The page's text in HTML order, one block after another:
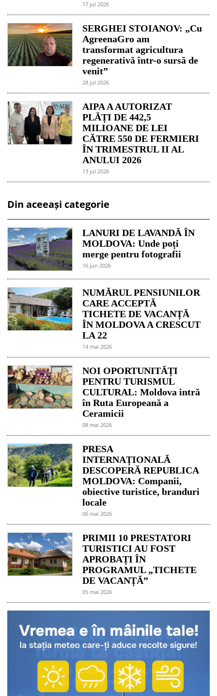
17 jul 2026
SERGHEI STOIANOV: „Cu
AgreenaGro am
transformat agricultura
regenerativă într-o sursă de
venit”
28 jul 2026
AIPA A AUTORIZAT
PLĂȚI DE 442,5
MILIOANE DE LEI
CĂTRE 550 DE FERMIERI
ÎN TRIMESTRUL II AL
ANULUI 2026
13 jul 2026
Din aceeași categorie
LANURI DE LAVANDĂ ÎN
MOLDOVA: Unde poți
merge pentru fotografii
16 jun 2026
NUMĂRUL PENSIUNILOR
CARE ACCEPTĂ
TICHETE DE VACANȚĂ
ÎN MOLDOVA A CRESCUT
LA 22
14 mai 2026
NOI OPORTUNITĂȚI
PENTRU TURISMUL
CULTURAL: Moldova intră
în Ruta Europeană a
Ceramicii
08 mai 2026
PRESA
INTERNAȚIONALĂ
DESCOPERĂ REPUBLICA
MOLDOVA: Companii,
obiective turistice, branduri
locale
06 mai 2026
PRIMII 10 PRESTATORI
TURISTICI AU FOST
APROBAȚI ÎN
PROGRAMUL „TICHETE
DE VACANȚĂ”
05 mai 2026